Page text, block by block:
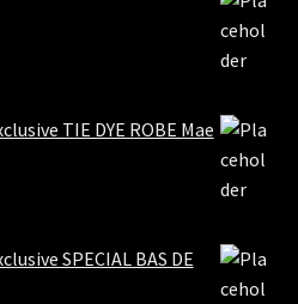
TIE DYE ROBE Mae
SPECIAL BAS DE